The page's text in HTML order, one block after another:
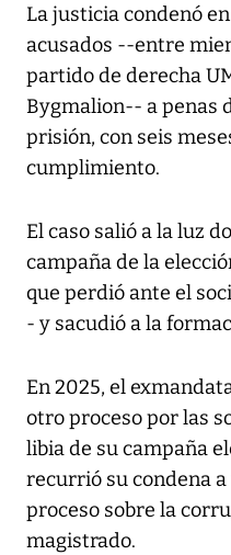
La justicia condenó
acusados --entre
partido de derecha
Bygmalion-- a penas
prisión, con seis
cumplimiento.
El caso salió a la luz
campaña de la
que perdió ante el
- y sacudió a la
En 2025, el
otro proceso por las
libia de su campaña
recurrió su condena
proceso sobre la
magistrado.